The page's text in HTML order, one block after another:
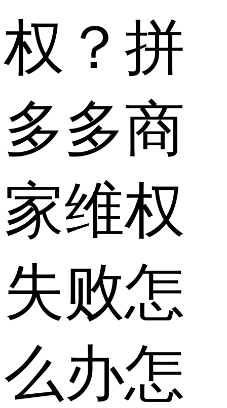
权？拼
多多商
家维权
失败怎
么办怎